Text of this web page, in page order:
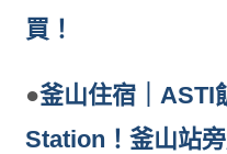
買！
●釜山住宿｜ASTI
Station！釜山站